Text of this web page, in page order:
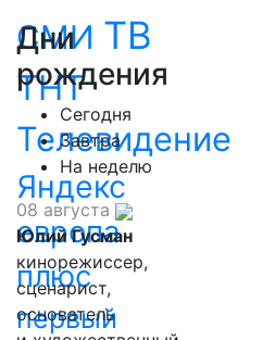
СМИ ТВ
ТНТ
Телевидение
Яндекс
европа
плюс
первый
Дни
рождения
Сегодня
Завтра
На неделю
08 августа
Юлий Гусман
кинорежиссер,
сценарист,
основатель